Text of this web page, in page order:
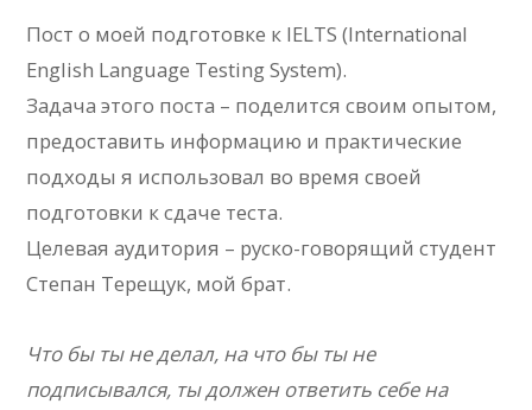
Пост о моей подготовке к IELTS (International
English Language Testing System).
Задача этого поста – поделится своим опытом,
предоставить информацию и практические
подходы я использовал во время своей
подготовки к сдаче теста.
Целевая аудитория – руско-говорящий студент
Степан Терещук, мой брат.
Что бы ты не делал, на что бы ты не
подписывался, ты должен ответить себе на